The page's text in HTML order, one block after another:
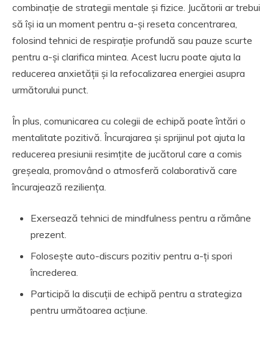
combinație de strategii mentale și fizice. Jucătorii ar trebui
să își ia un moment pentru a-și reseta concentrarea,
folosind tehnici de respirație profundă sau pauze scurte
pentru a-și clarifica mintea. Acest lucru poate ajuta la
reducerea anxietății și la refocalizarea energiei asupra
următorului punct.
În plus, comunicarea cu colegii de echipă poate întări o
mentalitate pozitivă. Încurajarea și sprijinul pot ajuta la
reducerea presiunii resimțite de jucătorul care a comis
greșeala, promovând o atmosferă colaborativă care
încurajează reziliența.
Exersează tehnici de mindfulness pentru a rămâne
prezent.
Folosește auto-discurs pozitiv pentru a-ți spori
încrederea.
Participă la discuții de echipă pentru a strategiza
pentru următoarea acțiune.